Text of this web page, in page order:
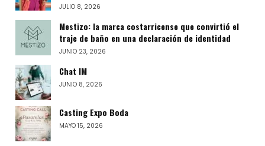
JULIO 8, 2026
Mestizo: la marca costarricense que convirtió el
traje de baño en una declaración de identidad
JUNIO 23, 2026
Chat IM
JUNIO 8, 2026
Casting Expo Boda
MAYO 15, 2026